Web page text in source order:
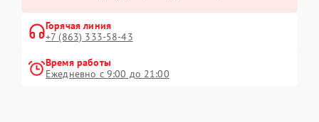
Горячая линия
+7 (863) 333-58-43
Время работы
Ежедневно с 9:00 до 21:00